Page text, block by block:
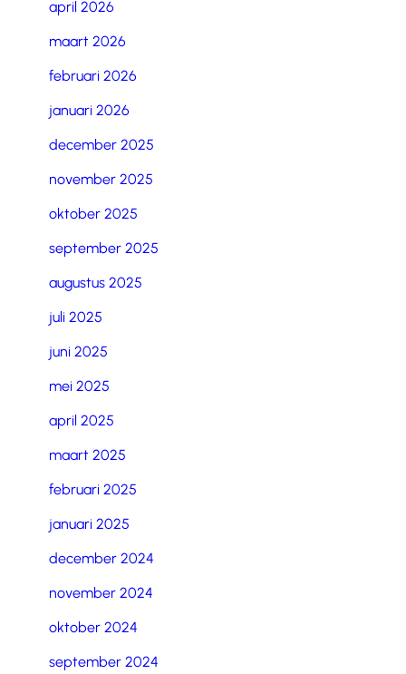
april 2026
maart 2026
februari 2026
januari 2026
december 2025
november 2025
oktober 2025
september 2025
augustus 2025
juli 2025
juni 2025
mei 2025
april 2025
maart 2025
februari 2025
januari 2025
december 2024
november 2024
oktober 2024
september 2024